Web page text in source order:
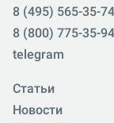
8 (495) 565-35-74
8 (800) 775-35-94
telegram
Статьи
Новости